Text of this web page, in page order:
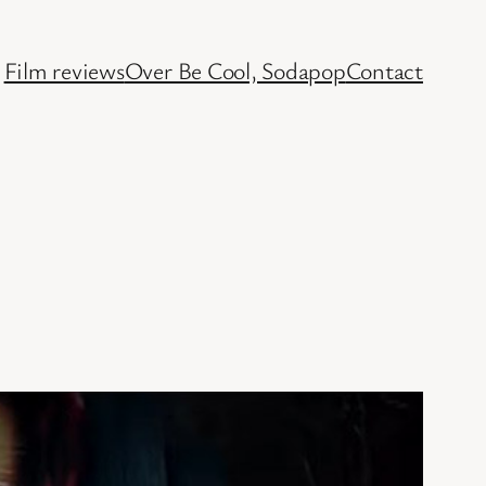
Film reviewsOver Be Cool, SodapopContact